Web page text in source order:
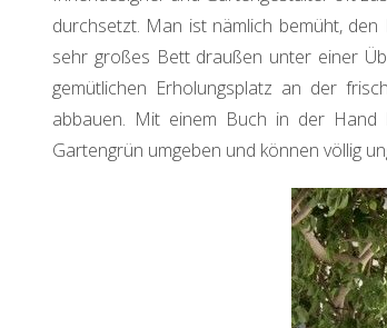
durchsetzt. Man ist nämlich bemüht,
sehr großes Bett draußen unter einer
gemütlichen Erholungsplatz an der
abbauen. Mit einem Buch in der
Gartengrün umgeben und können völlig